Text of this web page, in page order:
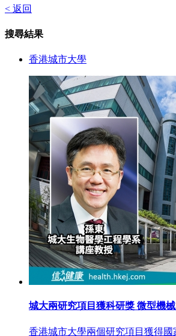
< 返回
搜尋結果
香港城市大學
城大兩研究項目獲科研獎 微型機
香港城市大學兩個研究項目獲得國